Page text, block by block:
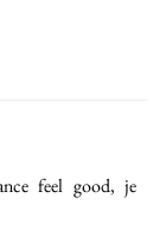
feel good, je